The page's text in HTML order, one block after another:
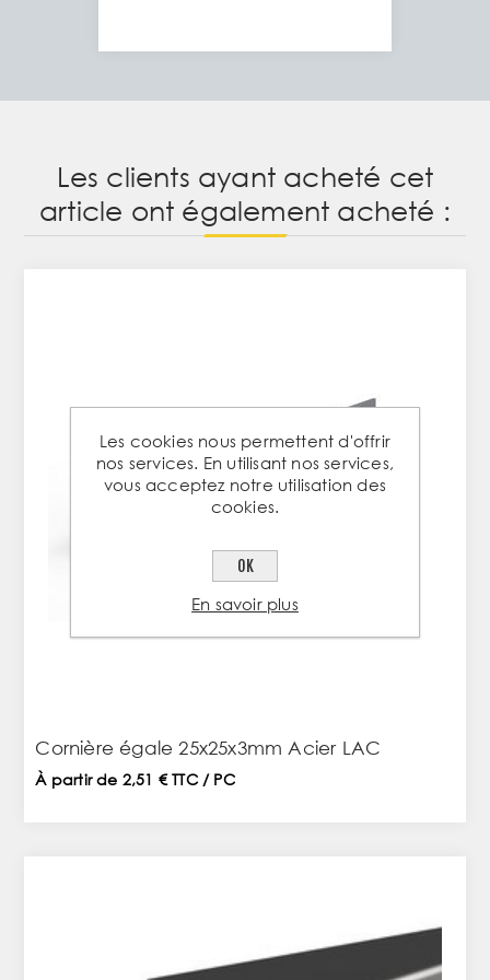
Les clients ayant acheté cet
article ont également acheté :
Cornière égale 25x25x3mm Acier LAC
À partir de 2,51 € TTC / PC
Les cookies nous permettent d'offrir
nos services. En utilisant nos services,
vous acceptez notre utilisation des
cookies.
OK
En savoir plus